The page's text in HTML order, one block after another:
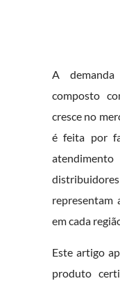
A
composto
cresce no
é feita por
representam
em cada
Este artigo
produto